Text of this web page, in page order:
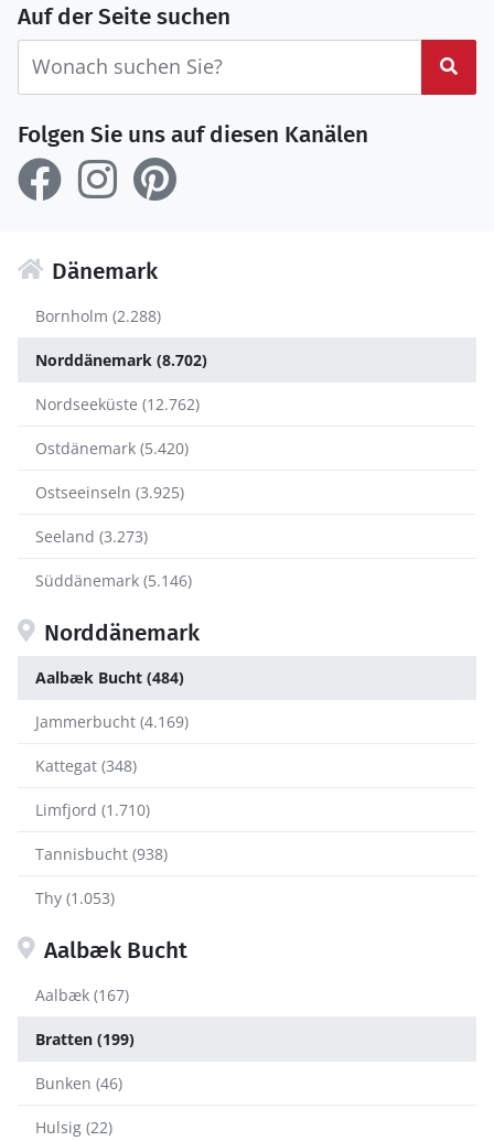
Auf der Seite suchen
Folgen Sie uns auf diesen Kanälen
Dänemark
Bornholm (2.288)
Norddänemark (8.702)
Nordseeküste (12.762)
Ostdänemark (5.420)
Ostseeinseln (3.925)
Seeland (3.273)
Süddänemark (5.146)
Norddänemark
Aalbæk Bucht (484)
Jammerbucht (4.169)
Kattegat (348)
Limfjord (1.710)
Tannisbucht (938)
Thy (1.053)
Aalbæk Bucht
Aalbæk (167)
Bratten (199)
Bunken (46)
Hulsig (22)